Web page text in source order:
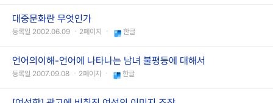
대중문화란 무엇인가
등록일 2002.06.09 ㆍ2페이지 ㆍ 한글
언어의이해-언어에 나타나는 남녀 불평등에 대해서
등록일 2007.09.08 ㆍ2페이지 ㆍ 한글